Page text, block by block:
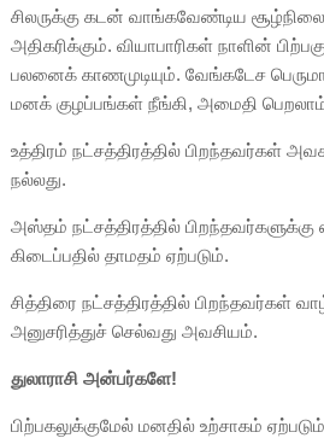
சிலருக்கு கடன் வாங்கவேண்டிய
அதிகரிக்கும். வியாபாரிகள் நாளின்
பலனைக் காணமுடியும். வேங்கடேச
மனக் குழப்பங்கள் நீங்கி, அமைதி
உத்திரம் நட்சத்திரத்தில் பிறந்தவர்கள்
நல்லது.
அஸ்தம் நட்சத்திரத்தில் பிறந்தவர்களுக்கு
கிடைப்பதில் தாமதம் ஏற்படும்.
சித்திரை நட்சத்திரத்தில் பிறந்தவர்கள்
அனுசரித்துச் செல்வது அவசியம்.
துலாராசி அன்பர்களே!
பிற்பகலுக்குமேல் மனதில் உற்சாகம்